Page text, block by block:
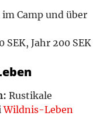
Camp und über
SEK, Jahr 200 SEK
Rustikale
Wildnis-Leben